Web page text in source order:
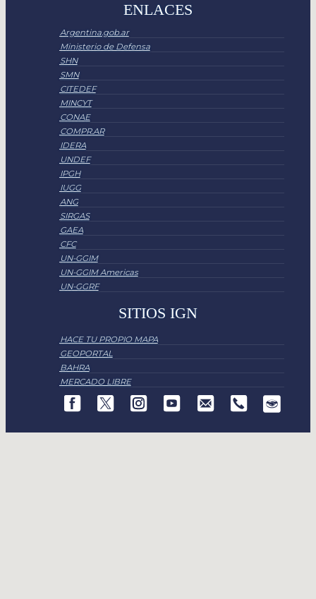
ENLACES
Argentina.gob.ar
Ministerio de Defensa
SHN
SMN
CITEDEF
MINCYT
CONAE
COMPR.AR
IDERA
UNDEF
IPGH
IUGG
ANG
SIRGAS
GAEA
CFC
UN-GGIM
UN-GGIM Americas
UN-GGRF
SITIOS IGN
HACE TU PROPIO MAPA
GEOPORTAL
BAHRA
MERCADO LIBRE